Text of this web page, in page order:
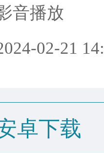
音播放
02-21
卓下载